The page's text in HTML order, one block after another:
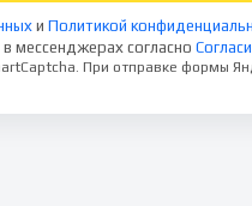
и Политикой
мессенджерах согласно
При отправке формы